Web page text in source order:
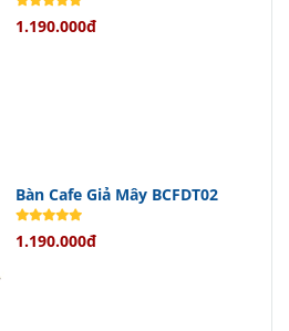
cafecó chiều cao
500mm.
này được tính
quán cafe
đình,
đa công năng của
1.190.000đ
Bàn Cafe Giả Mây BCFDT02
1.190.000đ